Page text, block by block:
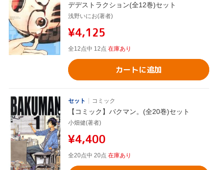
デデストラクション(全12巻)セット
浅野いにお(著者)
¥4,125
全12点中 12点 在庫あり
カートに追加
セット コミック
【コミック】バクマン。(全20巻)セット
小畑健(著者)
¥4,400
全20点中 20点 在庫あり